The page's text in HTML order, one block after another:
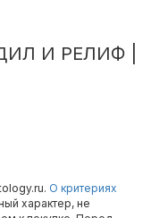
И РЕЛИФ |
О критериях
характер, не